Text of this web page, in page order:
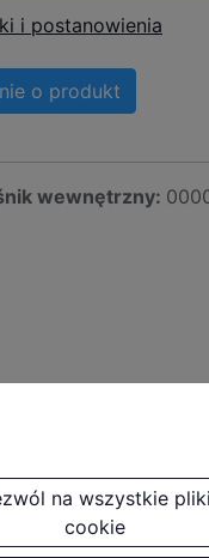
i postanowienia
o produkt
wewnętrzny:
na wszystkie pliki
cookie